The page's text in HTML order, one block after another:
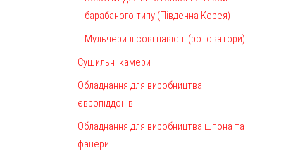
барабаного типу (Південна Корея)
Мульчери лісові навісні (ротоватори)
Сушильні камери
Обладнання для виробництва
європіддонів
Обладнання для виробництва шпона та
фанери